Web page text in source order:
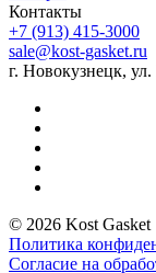
Контакты
+7 (913) 415-3000
sale@kost-gasket.ru
г. Новокузнецк,
© 2026 Kost Gasket
Политика
Согласие на